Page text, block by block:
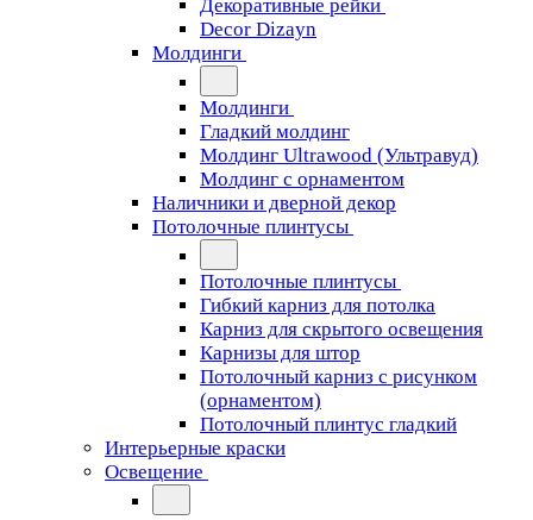
Декоративные рейки
Decor Dizayn
Молдинги
Молдинги
Гладкий молдинг
Молдинг Ultrawood (Ультравуд)
Молдинг с орнаментом
Наличники и дверной декор
Потолочные плинтусы
Потолочные плинтусы
Гибкий карниз для потолка
Карниз для скрытого освещения
Карнизы для штор
Потолочный карниз с рисунком
(орнаментом)
Потолочный плинтус гладкий
Интерьерные краски
Освещение